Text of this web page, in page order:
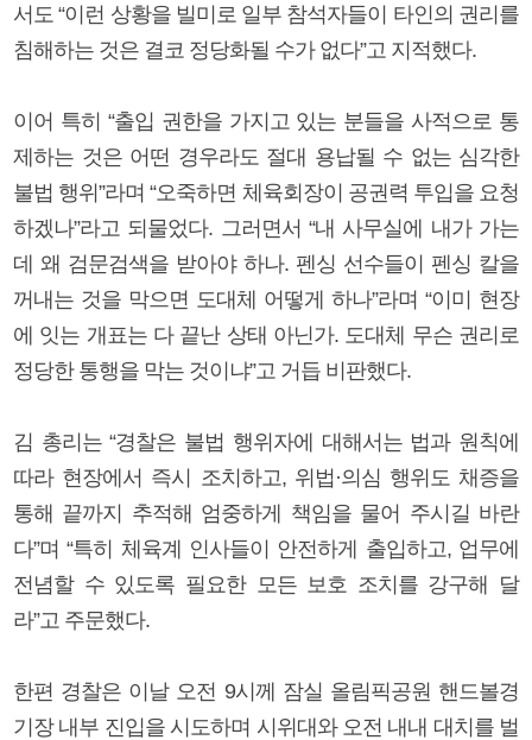
서도 “이런 상황을 빌미로 일부 참석자들이 타인의 권리를
침해하는 것은 결코 정당화될 수가 없다”고 지적했다.
이어 특히 “출입 권한을 가지고 있는 분들을 사적으로 통
제하는 것은 어떤 경우라도 절대 용납될 수 없는 심각한
불법 행위”라며 “오죽하면 체육회장이 공권력 투입을 요청
하겠나”라고 되물었다. 그러면서 “내 사무실에 내가 가는
데 왜 검문검색을 받아야 하나. 펜싱 선수들이 펜싱 칼을
꺼내는 것을 막으면 도대체 어떻게 하나”라며 “이미 현장
에 잇는 개표는 다 끝난 상태 아닌가. 도대체 무슨 권리로
정당한 통행을 막는 것이냐”고 거듭 비판했다.
김 총리는 “경찰은 불법 행위자에 대해서는 법과 원칙에
따라 현장에서 즉시 조치하고, 위법·의심 행위도 채증을
통해 끝까지 추적해 엄중하게 책임을 물어 주시길 바란
다”며 “특히 체육계 인사들이 안전하게 출입하고, 업무에
전념할 수 있도록 필요한 모든 보호 조치를 강구해 달
라”고 주문했다.
한편 경찰은 이날 오전 9시께 잠실 올림픽공원 핸드볼경
기장 내부 진입을 시도하며 시위대와 오전 내내 대치를 벌